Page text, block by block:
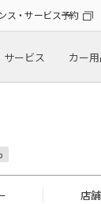
ス・サービス予約
サービス カー
店